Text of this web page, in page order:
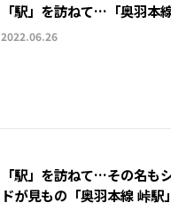
「駅」を訪ねて…「奥羽本
2022.06.26
「駅」を訪ねて…その名も
ドが見もの「奥羽本線 峠駅」